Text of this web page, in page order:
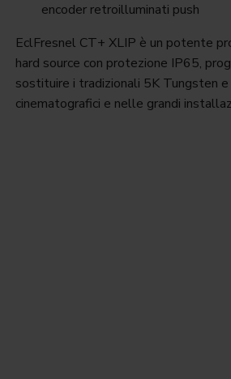
encoder retroilluminati push
EclFresnel CT+ XLIP è un potente
hard source con protezione IP65,
sostituire i tradizionali 5K Tungsten
cinematografici e nelle grandi